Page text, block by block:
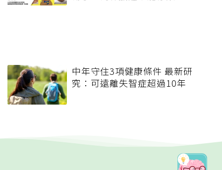
中年守住3項健康條件 最新研
究：可遠離失智症超過10年